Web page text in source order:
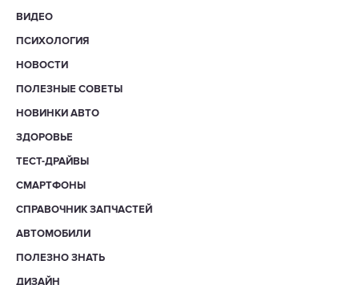
ВИДЕО
ПСИХОЛОГИЯ
НОВОСТИ
ПОЛЕЗНЫЕ СОВЕТЫ
НОВИНКИ АВТО
ЗДОРОВЬЕ
ТЕСТ-ДРАЙВЫ
СМАРТФОНЫ
СПРАВОЧНИК ЗАПЧАСТЕЙ
АВТОМОБИЛИ
ПОЛЕЗНО ЗНАТЬ
ДИЗАЙН